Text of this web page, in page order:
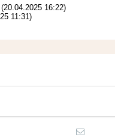
(20.04.2025 16:22)
11:31)